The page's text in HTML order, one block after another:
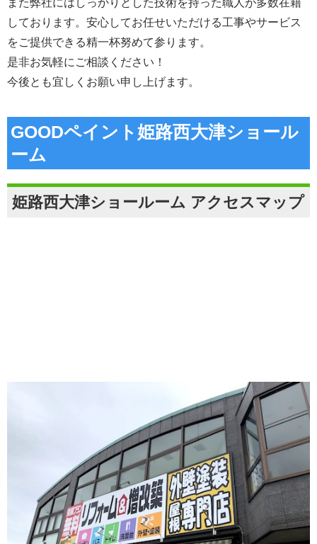
また弊社にはしっかりとした技術を持った職人が多数在籍
しております。安心してお任せいただける工事やサービス
をご提供できる精一杯努めて参ります。
是非お気軽にご相談ください！
今後とも宜しくお願い申し上げます。
GOODペイント姫路西大津ショール
ーム
姫路西大津ショールーム アクセスマップ